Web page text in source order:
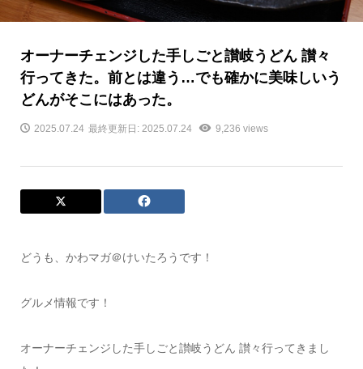
オーナーチェンジした手しごと讃岐うどん 讃々
行ってきた。前とは違う…でも確かに美味しいう
どんがそこにはあった。
2025.07.24 最終更新日: 2025.07.24 9,236 views
どうも、かわマガ＠けいたろうです！
グルメ情報です！
オーナーチェンジした手しごと讃岐うどん 讃々行ってきまし